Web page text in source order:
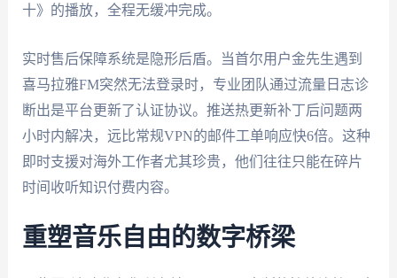
十》的播放，全程无缓冲完成。
实时售后保障系统是隐形后盾。当首尔用户金先生遇到
喜马拉雅FM突然无法登录时，专业团队通过流量日志诊
断出是平台更新了认证协议。推送热更新补丁后问题两
小时内解决，远比常规VPN的邮件工单响应快6倍。这种
即时支援对海外工作者尤其珍贵，他们往往只能在碎片
时间收听知识付费内容。
重塑音乐自由的数字桥梁